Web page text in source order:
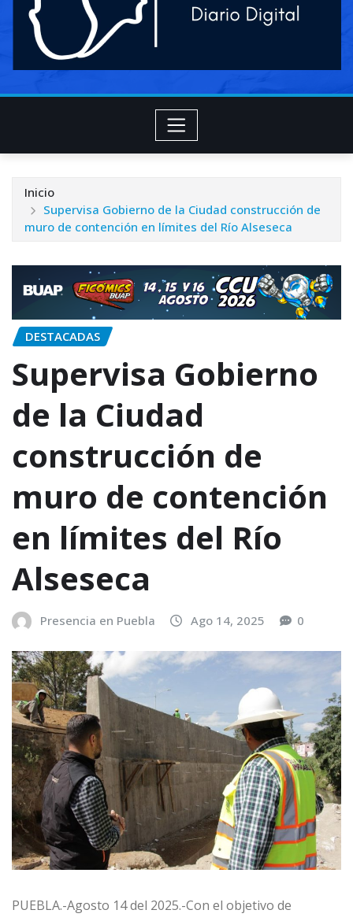
Inicio
Supervisa Gobierno de la Ciudad construcción de
muro de contención en límites del Río Alseseca
DESTACADAS
Supervisa Gobierno
de la Ciudad
construcción de
muro de contención
en límites del Río
Alseseca
Presencia en Puebla Ago 14, 2025 0
PUEBLA.-Agosto 14 del 2025.-Con el objetivo de